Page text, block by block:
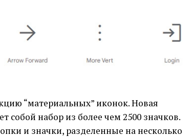
“материальных” иконок. Новая
собой набор из более чем 2500 значков.
и значки, разделенные на несколько